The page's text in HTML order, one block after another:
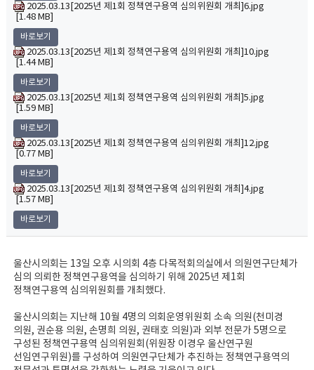
2025.03.13[2025년 제1회 정책연구용역 심의위원회 개최]6.jpg
[1.48 MB]
바로보기
2025.03.13[2025년 제1회 정책연구용역 심의위원회 개최]10.jpg
[1.44 MB]
바로보기
2025.03.13[2025년 제1회 정책연구용역 심의위원회 개최]5.jpg
[1.59 MB]
바로보기
2025.03.13[2025년 제1회 정책연구용역 심의위원회 개최]12.jpg
[0.77 MB]
바로보기
2025.03.13[2025년 제1회 정책연구용역 심의위원회 개최]4.jpg
[1.57 MB]
바로보기
울산시의회는 13일 오후 시의회 4층 다목적회의실에서 의원연구단체가
심의 의뢰한 정책연구용역을 심의하기 위해 2025년 제1회
정책연구용역 심의위원회를 개최했다.
울산시의회는 지난해 10월 4명의 의회운영위원회 소속 의원(천미경
의원, 권순용 의원, 손명희 의원, 권태호 의원)과 외부 전문가 5명으로
구성된 정책연구용역 심의위원회(위원장 이경우 울산연구원
선임연구위원)를 구성하여 의원연구단체가 추진하는 정책연구용역의